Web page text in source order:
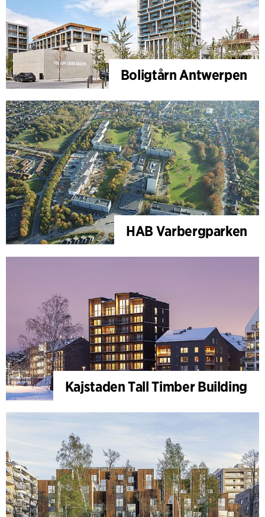
Boligtårn Antwerpen
HAB Varbergparken
Kajstaden Tall Timber Building